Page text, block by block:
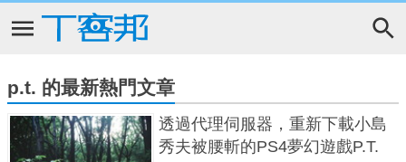
p.t. 的最新熱門文章
透過代理伺服器，重新下載小島
秀夫被腰斬的PS4夢幻遊戲P.T.